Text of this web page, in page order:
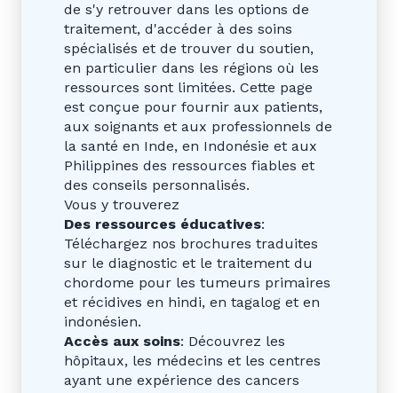
de s'y retrouver dans les options de
traitement, d'accéder à des soins
spécialisés et de trouver du soutien,
en particulier dans les régions où les
ressources sont limitées. Cette page
est conçue pour fournir aux patients,
aux soignants et aux professionnels de
la santé en Inde, en Indonésie et aux
Philippines des ressources fiables et
des conseils personnalisés.
Vous y trouverez
Des ressources éducatives:
Téléchargez nos brochures traduites
sur le diagnostic et le traitement du
chordome pour les tumeurs primaires
et récidives en hindi, en tagalog et en
indonésien.
Accès aux soins: Découvrez les
hôpitaux, les médecins et les centres
ayant une expérience des cancers